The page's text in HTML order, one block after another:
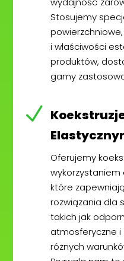
Stosujemy
i właściwości
produktów,
gamy
N
Oferujemy
wykorzystaniem
które
rozwiązania dla
takich jak
atmosferyczne
różnych